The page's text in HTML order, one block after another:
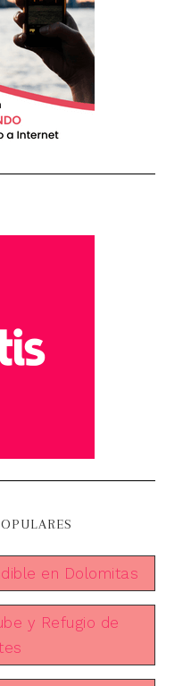
en Dolomitas
y Refugio de